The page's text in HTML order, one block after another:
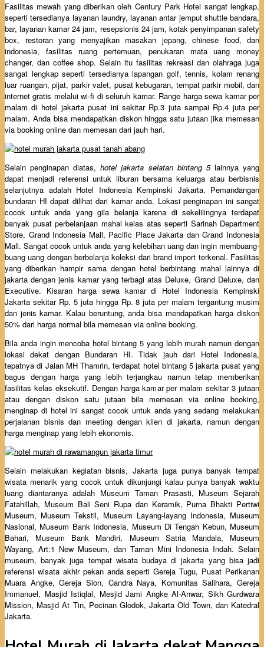
Fasilitas mewah yang diberikan oleh Century Park Hotel sangat lengkap,
seperti tersedianya layanan laundry, layanan antar jemput shuttle bandara,
bar, layanan kamar 24 jam, resepsionis 24 jam, kotak penyimpanan safety
box, restoran yang menyajikan masakan jepang, chinese food, dan
indonesia, fasilitas ruang pertemuan, penukaran mata uang money
changer, dan coffee shop. Selain itu fasilitas rekreasi dan olahraga juga
sangat lengkap seperti tersedianya lapangan golf, tennis, kolam renang
luar ruangan, pijat, parkir valet, pusat kebugaran, tempat parkir mobil, dan
internet gratis melalui wi-fi di seluruh kamar. Range harga sewa kamar per
malam di hotel jakarta pusat ini sekitar Rp.3 juta sampai Rp.4 juta per
malam. Anda bisa mendapatkan diskon hingga satu jutaan jika memesan
via booking online dan memesan dari jauh hari.
Selain penginapan diatas,hotel jakarta selatan bintang 5lainnya yang
dapat menjadi referensi untuk liburan bersama keluarga atau berbisnis
selanjutnya adalah Hotel Indonesia Kempinski Jakarta. Pemandangan
bundaran HI dapat dilihat dari kamar anda. Lokasi penginapan ini sangat
cocok untuk anda yang gila belanja karena di sekelilingnya terdapat
banyak pusat perbelanjaan mahal kelas atas seperti Sarinah Department
Store, Grand Indonesia Mall, Pacific Place Jakarta dan Grand Indonesia
Mall. Sangat cocok untuk anda yang kelebihan uang dan ingin membuang-
buang uang dengan berbelanja koleksi dari brand import terkenal. Fasilitas
yang diberikan hampir sama dengan hotel berbintang mahal lainnya di
jakarta dengan jenis kamar yang terbagi atas Deluxe, Grand Deluxe, dan
Executive. Kisaran harga sewa kamar di Hotel Indonesia Kempinski
Jakarta sekitar Rp. 5 juta hingga Rp. 8 juta per malam tergantung musim
dan jenis kamar. Kalau beruntung, anda bisa mendapatkan harga diskon
50% dari harga normal bila memesan via online booking.
Bila anda ingin mencoba hotel bintang 5 yang lebih murah namun dengan
lokasi dekat dengan Bundaran HI. Tidak jauh dari Hotel Indonesia,
tepatnya di Jalan MH Thamrin, terdapat hotel bintang 5 jakarta pusat yang
bagus dengan harga yang lebih terjangkau namun tetap memberikan
fasilitas kelas eksekutif. Dengan harga kamar per malam sekitar 3 jutaan
atau dengan diskon satu jutaan bila memesan via online booking,
menginap di hotel ini sangat cocok untuk anda yang sedang melakukan
perjalanan bisnis dan meeting dengan klien di jakarta, namun dengan
harga menginap yang lebih ekonomis.
Selain melakukan kegiatan bisnis, Jakarta juga punya banyak tempat
wisata menarik yang cocok untuk dikunjungi kalau punya banyak waktu
luang diantaranya adalah Museum Taman Prasasti, Museum Sejarah
Fatahillah, Museum Bali Seni Rupa dan Keramik, Purna Bhakti Pertiwi
Museum, Museum Tekstil, Museum Layang-layang Indonesia, Museum
Nasional, Museum Bank Indonesia, Museum Di Tengah Kebun, Museum
Bahari, Museum Bank Mandiri, Museum Satria Mandala, Museum
Wayang, Art:1 New Museum, dan Taman Mini Indonesia Indah. Selain
museum, banyak juga tempat wisata budaya di jakarta yang bisa jadi
referensi wisata akhir pekan anda seperti Gereja Tugu, Pusat Perikanan
Muara Angke, Gereja Sion, Candra Naya, Komunitas Salihara, Gereja
Immanuel, Masjid Istiqlal, Mesjid Jami Angke Al-Anwar, Sikh Gurdwara
Mission, Masjid At Tin, Pecinan Glodok, Jakarta Old Town, dan Katedral
Jakarta.